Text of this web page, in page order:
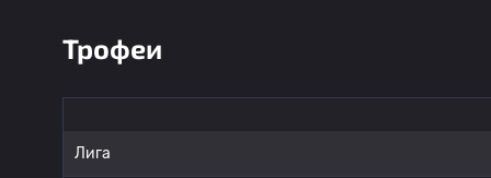
Трофеи
Лига